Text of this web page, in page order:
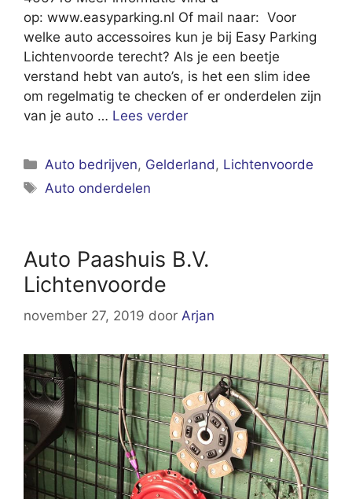
op: www.easyparking.nl Of mail naar: Voor
welke auto accessoires kun je bij Easy Parking
Lichtenvoorde terecht? Als je een beetje
verstand hebt van auto’s, is het een slim idee
om regelmatig te checken of er onderdelen zijn
van je auto … Lees verder
Categorieën
Auto bedrijven, Gelderland , Lichtenvoorde
Tags
Auto onderdelen
Auto Paashuis B.V.
Lichtenvoorde
november 27, 2019 door Arjan